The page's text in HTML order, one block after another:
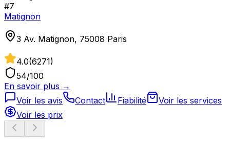
#7
Matignon
3 Av. Matignon, 75008 Paris
4.0(6271)
54/100
En savoir plus →
Voir les avis
Contact Fiabilité
Voir les services
Voir les prix